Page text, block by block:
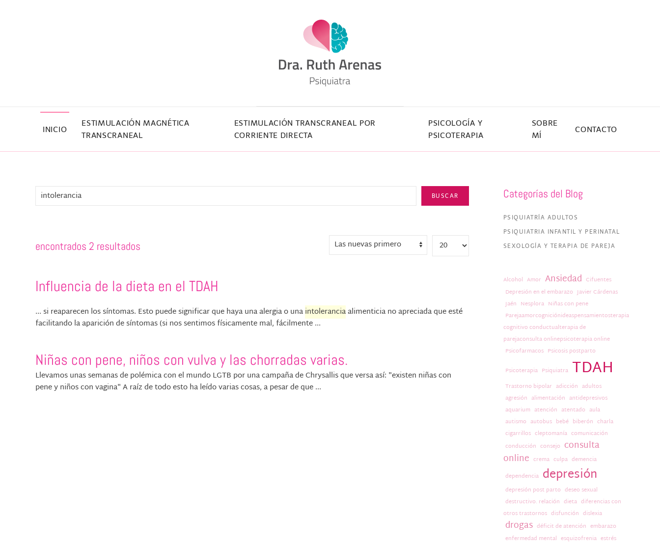
INICIO
ESTIMULACIÓN MAGNÉTICA
TRANSCRANEAL
ESTIMULACIÓN TRANSCRANEAL POR
CORRIENTE DIRECTA
PSICOLOGÍA Y
PSICOTERAPIA
SOBRE
MÍ
CONTACTO
BUSCAR
encontrados 2 resultados
Influencia de la dieta en el TDAH
... si reaparecen los síntomas. Esto puede significar que haya una alergia o unaintoleranciaalimenticia no apreciada que esté
facilitando la aparición de síntomas (si nos sentimos físicamente mal, fácilmente ...
Niñas con pene, niños con vulva y las chorradas varias.
Llevamos unas semanas de polémica con el mundo LGTB por una campaña de Chrysallis que versa así: "existen niñas con
pene y niños con vagina" A raíz de todo esto ha leído varias cosas, a pesar de que ...
Categorías del Blog
PSIQUIATRÍA ADULTOS
PSIQUIATRIA INFANTIL Y PERINATAL
SEXOLOGÍA Y TERAPIA DE PAREJA
Alcohol Amor Ansiedad Cifuentes
Depresión en el embarazo Javier Cárdenas
Jaén Nesplora Niñas con pene
Parejaamorcogniciónideaspensamientosterapia
cognitivo conductualterapia de
parejaconsulta onlinepsicoterapia online
Psicofarmacos Psicosis postparto
Psicoterapia Psiquiatra TDAH
Trastorno bipolar adicción adultos
agresión alimentación antidepresivos
aquarium atención atentado aula
autismo autobus bebé biberón charla
cigarrillos cleptomanía comunicación
conducción consejo consulta
online crema culpa demencia
dependencia depresión
depresión post parto deseo sexual
destructivo. relación dieta diferencias con
otros trastornos disfunción dislexia
drogas déficit de atención embarazo
enfermedad mental esquizofrenia estrés